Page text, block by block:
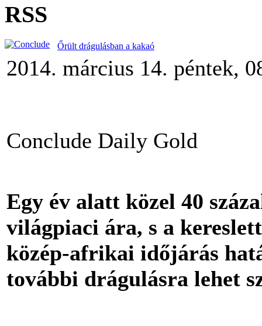
RSS
Őrült drágulásban a kakaó
2014. március 14. péntek,
Conclude Daily Gold
Egy év alatt közel 40
világpiaci ára, s a
közép-afrikai időjárás
további drágulásra lehet